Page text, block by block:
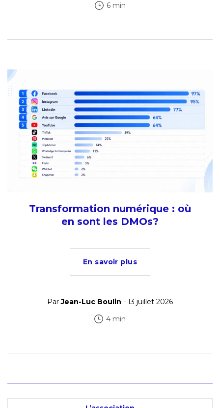
6 min
Transformation numérique : où
en sont les DMOs?
En savoir plus
ParJean-Luc Boulin - 13 juillet 2026
4 min